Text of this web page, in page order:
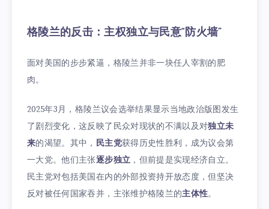
格陵兰的反击：主权独立与民意“防火墙”
面对美国的步步紧逼，格陵兰并非一块任人宰割的肥
肉。
2025年3月，格陵兰议会选举结果显示当地政治版图发生
了剧烈变化，这反映了民众对现状的不满以及对独立未
来的渴望。其中， 民主党获得历史性胜利，成为议会第
一大党。他们主张逐步独立 ，但前提是实现经济自立。
民主党对包括美国在内的外部投资持开放态度，但坚决
反对被任何国家吞并，主张维护格陵兰的主体性。